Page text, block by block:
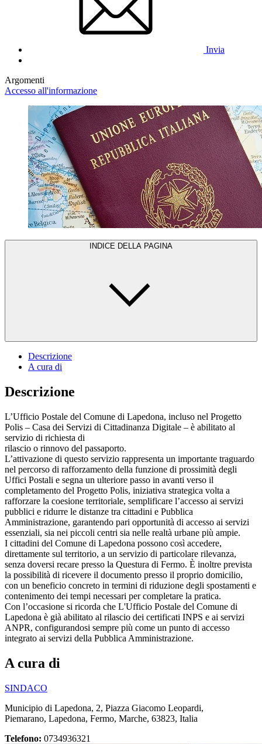
Invia
Argomenti
Accesso all'informazione
INDICE DELLA PAGINA
Descrizione
A cura di
Descrizione
L’Ufficio Postale del Comune di Lapedona, incluso nel Progetto
Polis – Casa dei Servizi di Cittadinanza Digitale – è abilitato al
servizio di richiesta di
rilascio o rinnovo del passaporto.
L’attivazione di questo servizio rappresenta un importante traguardo
nel percorso di rafforzamento della funzione di prossimità degli
Uffici Postali e segna un ulteriore passo in avanti verso il
completamento del Progetto Polis, iniziativa strategica volta a
rafforzare la coesione territoriale, semplificare l’accesso ai servizi
pubblici e ridurre le distanze tra cittadini e Pubblica
Amministrazione, garantendo pari opportunità di accesso ai servizi
essenziali, sia nei piccoli centri sia nelle realtà urbane più ampie.
I cittadini del Comune di Lapedona possono così accedere,
direttamente sul territorio, a un servizio di particolare rilevanza,
senza doversi recare presso la Questura di Fermo. È inoltre prevista
la possibilità di ricevere il documento presso il proprio domicilio,
con un beneficio concreto in termini di riduzione degli spostamenti e
contenimento dei tempi necessari per completare la pratica.
Con l’occasione si ricorda che L'Ufficio Postale del Comune di
Lapedona è già abilitato al rilascio dei certificati INPS e ai servizi
ANPR, configurandosi sempre più come un punto di accesso
integrato ai servizi della Pubblica Amministrazione.
A cura di
SINDACO
Municipio di Lapedona, 2, Piazza Giacomo Leopardi,
Piemarano, Lapedona, Fermo, Marche, 63823, Italia
Telefono: 0734936321